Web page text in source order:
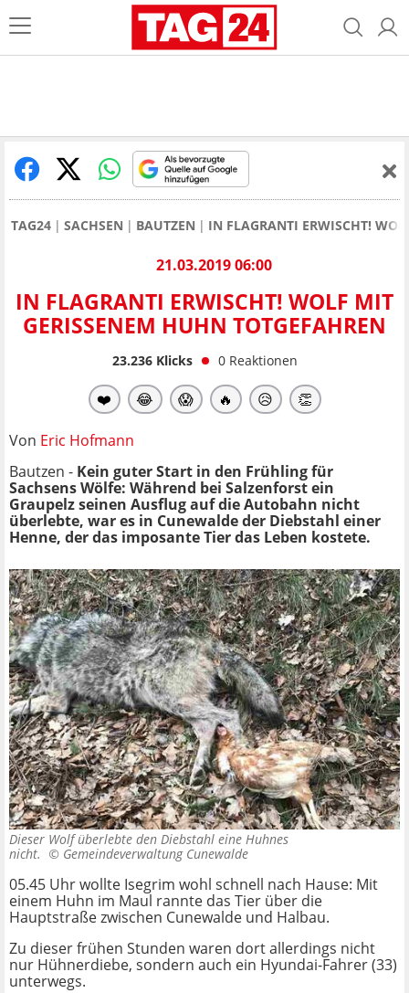
TAG24 SACHSEN BAUTZEN IN FLAGRANTI ERWISCHT!
21.03.2019 06:00
IN FLAGRANTI ERWISCHT! WOLF MIT
GERISSENEM HUHN TOTGEFAHREN
23.236Klicks 0 Reaktionen
❤️ 😂 😱 🔥 😥 👏
Von Eric Hofmann
Bautzen - Kein guter Start in den Frühling für
Sachsens Wölfe: Während bei Salzenforst ein
Graupelz seinen Ausflug auf die Autobahn nicht
überlebte, war es in Cunewalde der Diebstahl einer
Henne, der das imposante Tier das Leben kostete.
Dieser Wolf überlebte den Diebstahl eine Huhnes
nicht. © Gemeindeverwaltung Cunewalde
05.45 Uhr wollte Isegrim wohl schnell nach Hause: Mit
einem Huhn im Maul rannte das Tier über die
Hauptstraße zwischen Cunewalde und Halbau.
Zu dieser frühen Stunden waren dort allerdings nicht
nur Hühnerdiebe, sondern auch ein Hyundai-Fahrer (33)
unterwegs.